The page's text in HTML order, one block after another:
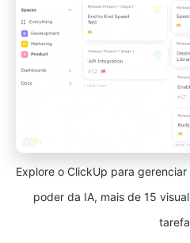
Explore o ClickUp para
poder da IA, mais de 15